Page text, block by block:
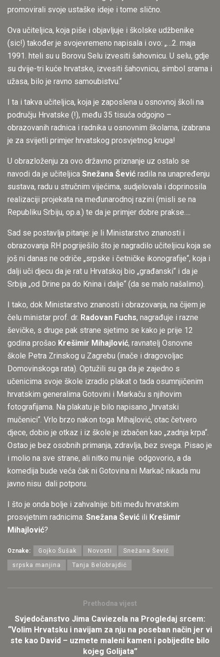
promovirali svoje ustaške ideje i tome slično.
Ova učiteljica, koja piše i objavljuje i školske udžbenike
(sic!) također je svojevremeno napisala i ovo: „…2. maja
1991. hteli su u Borovu Selu izvesiti šahovnicu. U selu, gdje
su dvije-tri kuće hrvatske, izvesiti šahovnicu, simbol srama i
užasa, bilo je ravno samoubistvu.“
I ta i takva učiteljica, koja je zaposlena u osnovnoj školi na
području Hrvatske (!), među 35 tisuća odgojno –
obrazovanih radnica i radnika u osnovnim školama, izabrana
je za svijetli primjer hrvatskog prosvjetnog kruga!
U obrazloženju za ovo državno priznanje uz ostalo se
navodi da je učiteljica Snežana Šević radila na unapređenju
sustava, radu u stručnim vijećima, sudjelovala i doprinosila
realizaciji projekata na međunarodnoj razini (misli se na
Republiku Srbiju, op.a.) te da je primjer dobre prakse….
Sad se postavlja pitanje: je li Ministarstvo znanosti i
obrazovanja RH pogriješilo što je nagradilo učiteljicu koja se
još ni danas ne odriče „srpske i četničke ikonografije“, koja i
dalji uči djecu da je rat u Hrvatskoj bio „građanski“ i da je
Srbija „od Drine pa do Knina i dalje“ (da se malo našalimo).
I tako, dok Ministarstvo znanosti i obrazovanja, na čijem je
čelu ministar prof. dr. Radovan Fuchs, nagrađuje i razne
ševičke, s druge pak strane sjetimo se kako je prije 12
godina prošao Krešimir Mihajlović, ravnatelj Osnovne
škole Petra Zrinskog u Zagrebu (inače i dragovoljac
Domovinskoga rata). Optužili su ga da je zajedno s
učenicima svoje škole izradio plakat o tada osumnjičenim
hrvatskim generalima Gotovini i Markaču s njihovim
fotografijama. Na plakatu je bilo napisano „hrvatski
mučenici“. Vrlo brzo nakon toga Mihajlović, otac četvero
djece, dobio je otkaz i iz škole je izbačen kao „zadnja krpa“.
Ostao je bez osobnih primanja, zdravlja, bez svega. Pisao je
i molio na sve strane, ali nitko mu nije odgovorio, a da
komedija bude veća čak ni Gotovina ni Markač nikada mu
javno nisu dali potporu.
I što je onda bolje i zahvalnije: biti među hrvatskim
prosvjetnim radnicima: Snežana Šević ili Krešimir
Mihajlović?
Oznake: Gojko Šušak Novosti Snežana Šević
srpska manjina Tanja Belobrajdić
Prethodna vijest
Svjedočanstvo Jima Caviezela na Progledaj srcem:
“Volim Hrvatsku i navijam za nju na poseban način jer vi
ste kao David – uzmete maleni kamen i pobijedite bilo
kojeg Golijata”